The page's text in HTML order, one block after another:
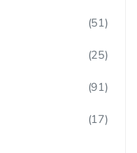
(51)
(25)
(91)
(17)